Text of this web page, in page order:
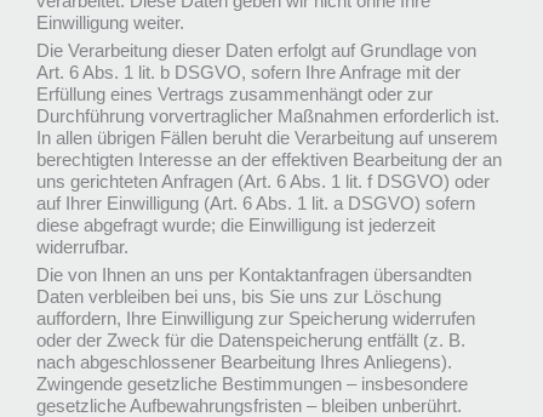
Einwilligung weiter.
Die Verarbeitung dieser Daten erfolgt auf Grundlage von
Art. 6 Abs. 1 lit. b DSGVO, sofern Ihre Anfrage mit der
Erfüllung eines Vertrags zusammenhängt oder zur
Durchführung vorvertraglicher Maßnahmen erforderlich ist.
In allen übrigen Fällen beruht die Verarbeitung auf unserem
berechtigten Interesse an der effektiven Bearbeitung der an
uns gerichteten Anfragen (Art. 6 Abs. 1 lit. f DSGVO) oder
auf Ihrer Einwilligung (Art. 6 Abs. 1 lit. a DSGVO) sofern
diese abgefragt wurde; die Einwilligung ist jederzeit
widerrufbar.
Die von Ihnen an uns per Kontaktanfragen übersandten
Daten verbleiben bei uns, bis Sie uns zur Löschung
auffordern, Ihre Einwilligung zur Speicherung widerrufen
oder der Zweck für die Datenspeicherung entfällt (z. B.
nach abgeschlossener Bearbeitung Ihres Anliegens).
Zwingende gesetzliche Bestimmungen – insbesondere
gesetzliche Aufbewahrungsfristen – bleiben unberührt.